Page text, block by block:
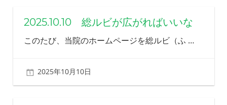
を
支
え
科
を
2025.10.10 総ルビが広がればいいな
このたび、当院のホームページを総ルビ（ふ …
2025年10月10日